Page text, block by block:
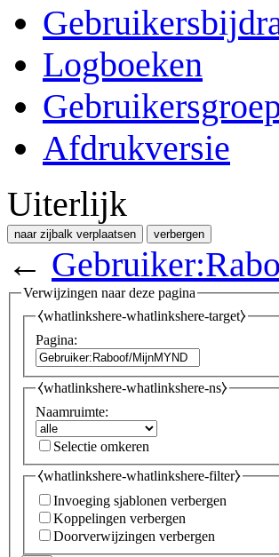
Logboeken
Afdrukversie
Uiterlijk
naar zijbalk verplaatsen verbergen
←
Verwijzingen naar deze pagina
⧼whatlinkshere-whatlinkshere-target⧽
Pagina:
⧼whatlinkshere-whatlinkshere-ns⧽
Naamruimte:
Selectie omkeren
⧼whatlinkshere-whatlinkshere-filter⧽
Invoeging sjablonen verbergen
Koppelingen verbergen
Doorverwijzingen verbergen